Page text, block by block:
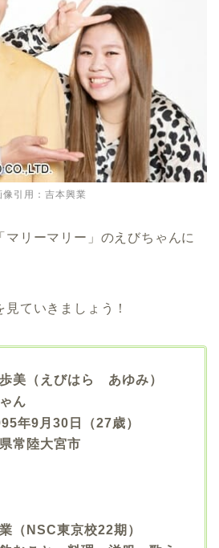
像引用：吉本興業
マリーマリー」のえびちゃんに
ていきましょう！
美（えびはら あゆみ）
ん
年9月30日（27歳）
常陸大宮市
（NSC東京校22期）